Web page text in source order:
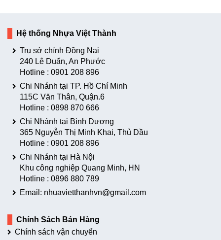
Hệ thống Nhựa Việt Thành
Trụ sở chính Đồng Nai
240 Lê Duẩn, An Phước
Hotline : 0901 208 896
Chi Nhánh tại TP. Hồ Chí Minh
115C Văn Thân, Quận.6
Hotline : 0898 870 666
Chi Nhánh tại Bình Dương
365 Nguyễn Thị Minh Khai, Thủ Dầu
Hotline : 0901 208 896
Chi Nhánh tại Hà Nội
Khu công nghiệp Quang Minh, HN
Hotline : 0896 880 789
Email: nhuavietthanhvn@gmail.com
Chính Sách Bán Hàng
Chính sách vận chuyển